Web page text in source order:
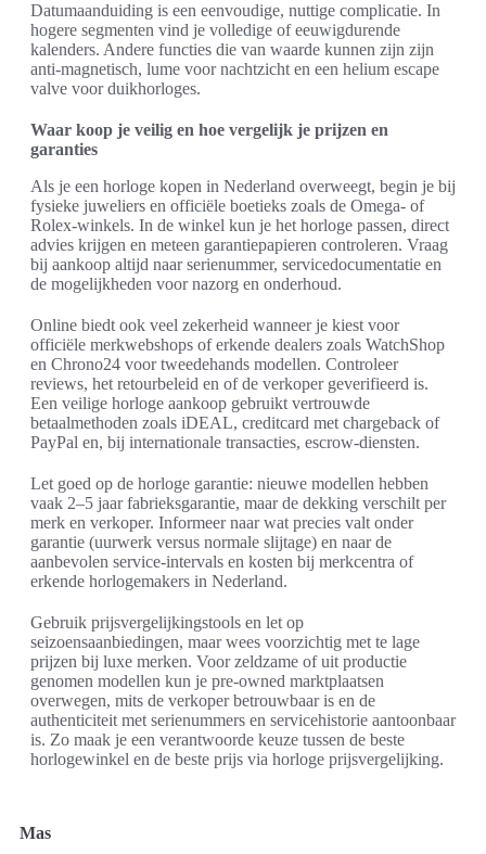
Datumaanduiding is een eenvoudige, nuttige complicatie. In
hogere segmenten vind je volledige of eeuwigdurende
kalenders. Andere functies die van waarde kunnen zijn zijn
anti-magnetisch, lume voor nachtzicht en een helium escape
valve voor duikhorloges.
Waar koop je veilig en hoe vergelijk je prijzen en
garanties
Als je een horloge kopen in Nederland overweegt, begin je bij
fysieke juweliers en officiële boetieks zoals de Omega- of
Rolex-winkels. In de winkel kun je het horloge passen, direct
advies krijgen en meteen garantiepapieren controleren. Vraag
bij aankoop altijd naar serienummer, servicedocumentatie en
de mogelijkheden voor nazorg en onderhoud.
Online biedt ook veel zekerheid wanneer je kiest voor
officiële merkwebshops of erkende dealers zoals WatchShop
en Chrono24 voor tweedehands modellen. Controleer
reviews, het retourbeleid en of de verkoper geverifieerd is.
Een veilige horloge aankoop gebruikt vertrouwde
betaalmethoden zoals iDEAL, creditcard met chargeback of
PayPal en, bij internationale transacties, escrow-diensten.
Let goed op de horloge garantie: nieuwe modellen hebben
vaak 2–5 jaar fabrieksgarantie, maar de dekking verschilt per
merk en verkoper. Informeer naar wat precies valt onder
garantie (uurwerk versus normale slijtage) en naar de
aanbevolen service-intervals en kosten bij merkcentra of
erkende horlogemakers in Nederland.
Gebruik prijsvergelijkingstools en let op
seizoensaanbiedingen, maar wees voorzichtig met te lage
prijzen bij luxe merken. Voor zeldzame of uit productie
genomen modellen kun je pre-owned marktplaatsen
overwegen, mits de verkoper betrouwbaar is en de
authenticiteit met serienummers en servicehistorie aantoonbaar
is. Zo maak je een verantwoorde keuze tussen de beste
horlogewinkel en de beste prijs via horloge prijsvergelijking.
Mas